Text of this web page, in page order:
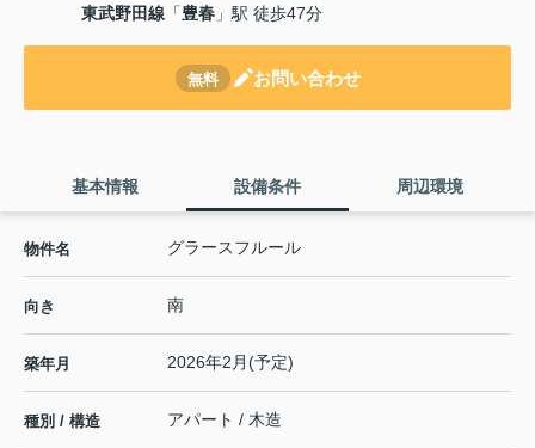
東武野田線 「豊春 」駅 徒歩47分
無料 お問い合わせ
基本情報 設備条件 周辺環境
物件名 グラースフルール
向き 南
築年月 2026年2月(予定)
種別 / 構造 アパート / 木造